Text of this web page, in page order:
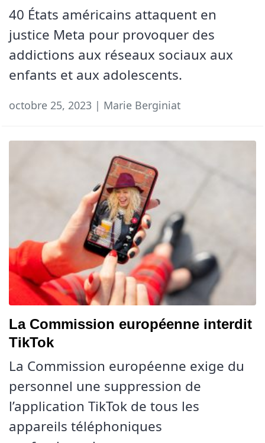
40 États américains attaquent en
justice Meta pour provoquer des
addictions aux réseaux sociaux aux
enfants et aux adolescents.
octobre 25, 2023 | Marie Berginiat
La Commission européenne interdit
TikTok
La Commission européenne exige du
personnel une suppression de
l’application TikTok de tous les
appareils téléphoniques